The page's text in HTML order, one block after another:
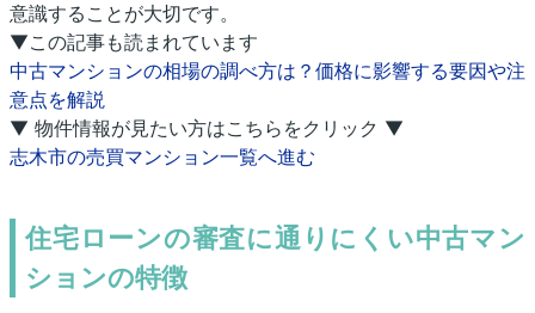
意識することが大切です。
▼この記事も読まれています
中古マンションの相場の調べ方は？価格に影響する要因や注
意点を解説
▼ 物件情報が見たい方はこちらをクリック ▼
志木市の売買マンション一覧へ進む
住宅ローンの審査に通りにくい中古マン
ションの特徴